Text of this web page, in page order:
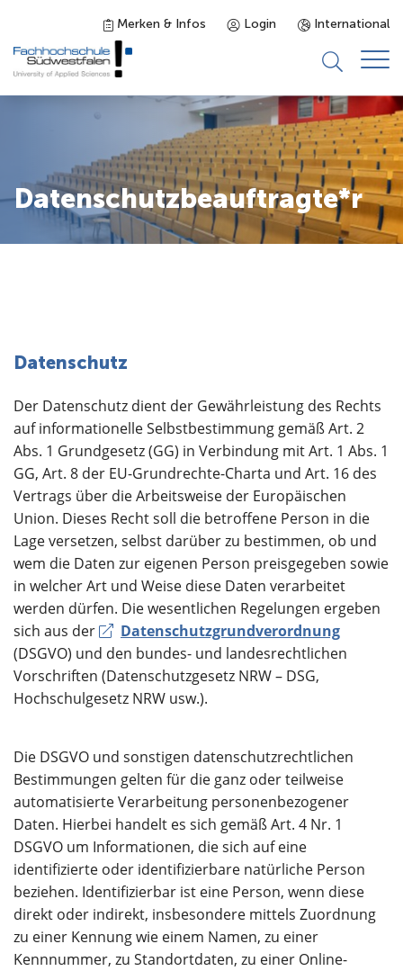
Merken & Infos Login International
Studieninteressierte
Studienangebot
Studierende
Karriere
Über uns
Datenschutzbeauftragte*r
Datenschutz
Der Datenschutz dient der Gewährleistung des Rechts
auf informationelle Selbstbestimmung gemäß Art. 2
Abs. 1 Grundgesetz (GG) in Verbindung mit Art. 1 Abs. 1
GG, Art. 8 der EU-Grundrechte-Charta und Art. 16 des
Vertrags über die Arbeitsweise der Europäischen
Union. Dieses Recht soll die betroffene Person in die
Lage versetzen, selbst darüber zu bestimmen, ob und
wem die Daten zur eigenen Person preisgegeben sowie
in welcher Art und Weise diese Daten verarbeitet
werden dürfen. Die wesentlichen Regelungen ergeben
sich aus der
Datenschutzgrundverordnung
(DSGVO) und den bundes- und landesrechtlichen
Vorschriften (Datenschutzgesetz NRW – DSG,
Hochschulgesetz NRW usw.).
Die DSGVO und sonstigen datenschutzrechtlichen
Bestimmungen gelten für die ganz oder teilweise
automatisierte Verarbeitung personenbezogener
Daten. Hierbei handelt es sich gemäß Art. 4 Nr. 1
DSGVO um Informationen, die sich auf eine
identifizierte oder identifizierbare natürliche Person
beziehen. Identifizierbar ist eine Person, wenn diese
direkt oder indirekt, insbesondere mittels Zuordnung
zu einer Kennung wie einem Namen, zu einer
Kennnummer, zu Standortdaten, zu einer Online-